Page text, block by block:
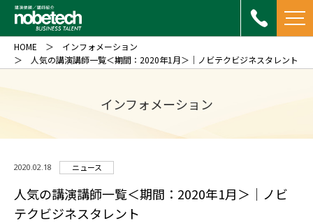
インフォメーション
HOME
インフォメーション
人気の講演講師一覧＜期間：2020年1月＞｜ノビテクビジネスタレント
2020.02.18 ニュース
人気の講演講師一覧＜期間：2020年1月＞｜ノビ
テクビジネスタレント